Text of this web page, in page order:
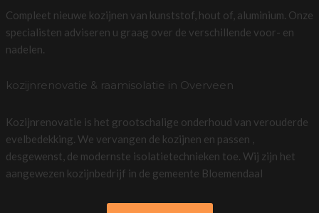
Compleet nieuwe kozijnen van kunststof, hout of, aluminium. Onze
specialisten adviseren u graag over de verschillende voor- en
nadelen.
kozijnrenovatie & raamisolatie in Overveen
Kozijnrenovatie is het grootschalige onderhoud van verouderde
evelbedekking. We vervangen de kozijnen en passen ,
desgewenst, de modernste isolatietechnieken toe. Wij zijn het
aangewezen kozijnbedrijf in de gemeente Bloemendaal